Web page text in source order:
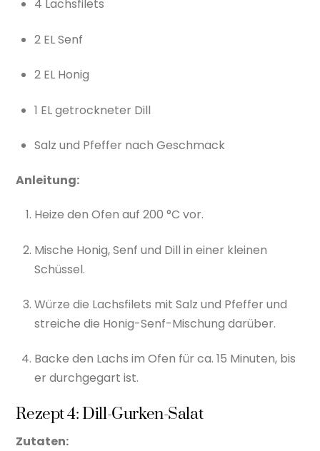
4 Lachsfilets
2 EL Senf
2 EL Honig
1 EL getrockneter Dill
Salz und Pfeffer nach Geschmack
Anleitung:
Heize den Ofen auf 200 °C vor.
Mische Honig, Senf und Dill in einer kleinen
Schüssel.
Würze die Lachsfilets mit Salz und Pfeffer und
streiche die Honig-Senf-Mischung darüber.
Backe den Lachs im Ofen für ca. 15 Minuten, bis
er durchgegart ist.
Rezept 4: Dill-Gurken-Salat
Zutaten: